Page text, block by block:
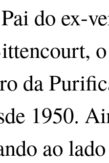
do ex-
da
1950.
ao